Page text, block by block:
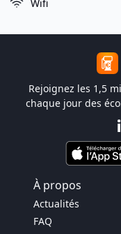
Wifi
Rejoignez les 1,5
chaque jour des
À propos
Actualités
FAQ